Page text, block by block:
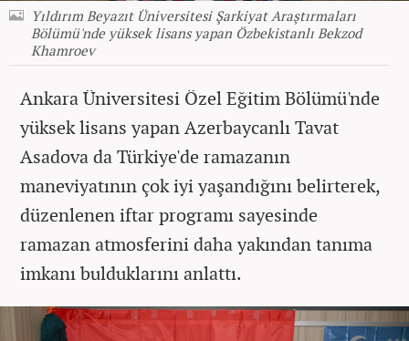
Yıldırım Beyazıt Üniversitesi Şarkiyat Araştırmaları
Bölümü'nde yüksek lisans yapan Özbekistanlı Bekzod
Khamroev
Ankara Üniversitesi Özel Eğitim Bölümü'nde
yüksek lisans yapan Azerbaycanlı Tavat
Asadova da Türkiye'de ramazanın
maneviyatının çok iyi yaşandığını belirterek,
düzenlenen iftar programı sayesinde
ramazan atmosferini daha yakından tanıma
imkanı bulduklarını anlattı.